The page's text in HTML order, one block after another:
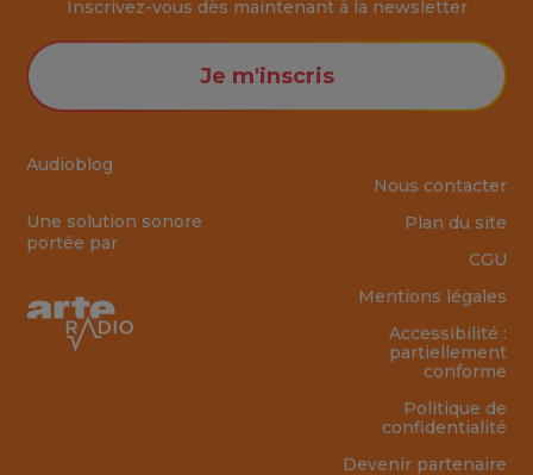
Audioblog
Une solution sonore
portée par
Inscrivez-vous dès maintenant à la newsletter
Je m'inscris
Nous contacter
Plan du site
CGU
Mentions légales
Accessibilité :
partiellement
conforme
Politique de
confidentialité
Devenir partenaire